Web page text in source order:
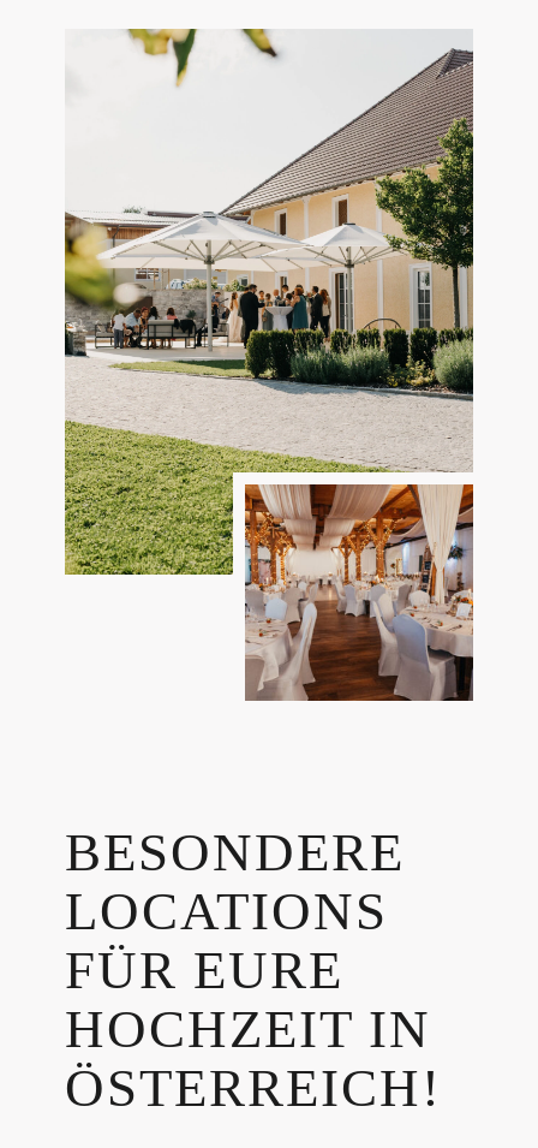
BESONDERE
LOCATIONS
FÜR EURE
HOCHZEIT IN
ÖSTERREICH!